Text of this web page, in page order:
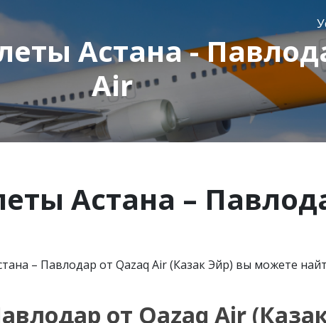
Астана -
Air
Астана –
– Павлодар от Qazaq Air (Казак Эйр) вы можете
от Qazaq Air